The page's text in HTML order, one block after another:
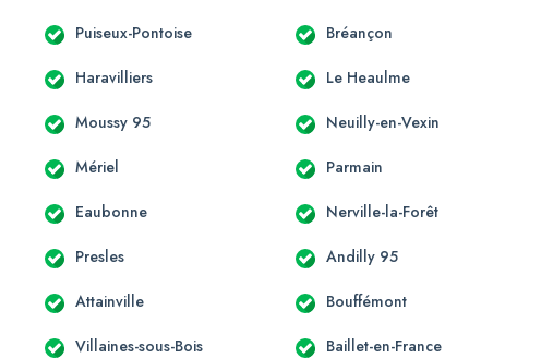
Puiseux-Pontoise Bréançon
Haravilliers Le Heaulme
Moussy 95 Neuilly-en-Vexin
Mériel Parmain
Eaubonne Nerville-la-Forêt
Presles Andilly 95
Attainville Bouffémont
Villaines-sous-Bois Baillet-en-France